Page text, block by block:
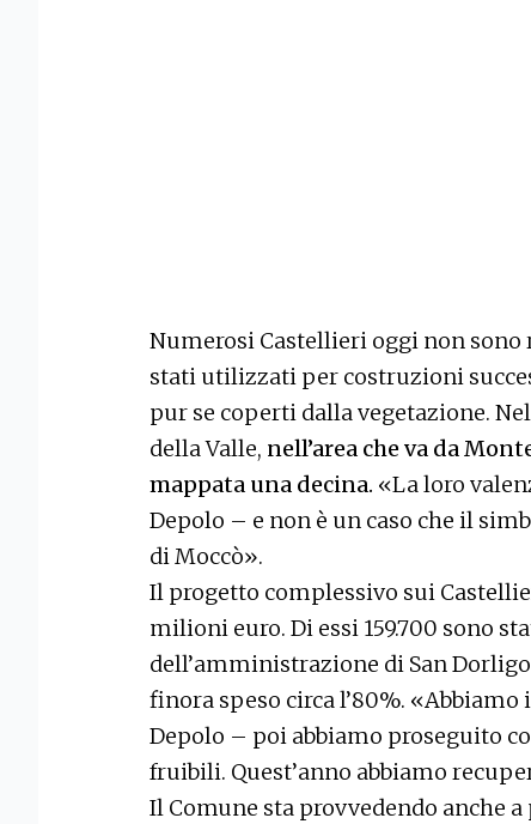
Numerosi Castellieri oggi non
stati utilizzati per costruzioni
pur se coperti dalla vegetazione.
della Valle, nell’area che va da
mappata una decina. «La loro
Depolo – e non è un caso che il
di Moccò».
Il progetto complessivo sui
milioni euro. Di essi 159.700 sono
dell’amministrazione di San
finora speso circa l’80%.
Depolo – poi abbiamo proseguito
fruibili. Quest’anno abbiamo
Il Comune sta provvedendo anche